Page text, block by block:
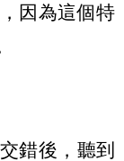
因為這個特
錯後，聽到